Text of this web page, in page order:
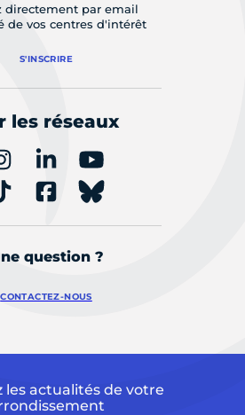
directement par email
de vos centres d'intérêt
S'INSCRIRE
les réseaux
question ?
CONTACTEZ-NOUS
les actualités de votre